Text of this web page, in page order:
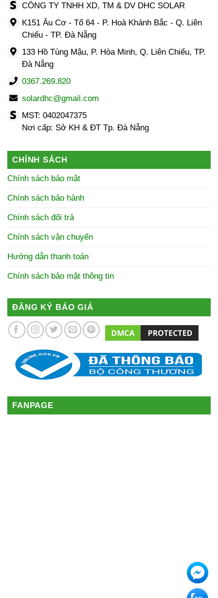
CÔNG TY TNHH XD, TM & DV DHC SOLAR
K151 Âu Cơ - Tổ 64 - P. Hoà Khánh Bắc - Q. Liên
Chiểu - TP. Đà Nẵng
133 Hồ Tùng Mậu, P. Hòa Minh, Q. Liên Chiểu, TP.
Đà Nẵng
0367.269.820
solardhc@gmail.com
MST: 0402047375
Nơi cấp: Sở KH & ĐT Tp. Đà Nẵng
CHÍNH SÁCH
Chính sách bảo mật
Chính sách bảo hành
Chính sách đổi trả
Chính sách vận chuyển
Hướng dẫn thanh toán
Chính sách bảo mật thông tin
ĐĂNG KÝ BÁO GIÁ
FANPAGE